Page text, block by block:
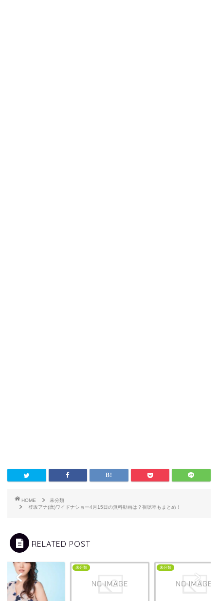
HOME
未分類
登坂アナ(麿)ワイドナショー4月15日の無料動画は？視聴率もまとめ！
RELATED POST
未分類 未分類